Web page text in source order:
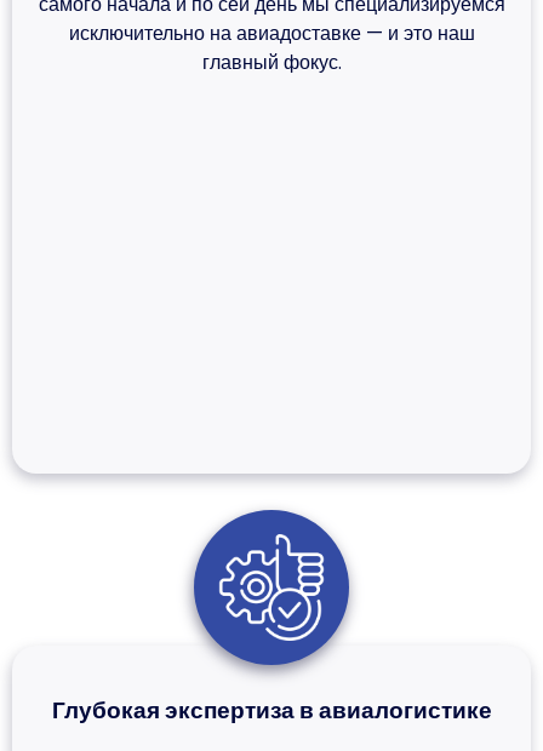
исключительно на авиадоставке — и это наш
главный фокус.
Глубокая экспертиза в авиалогистике